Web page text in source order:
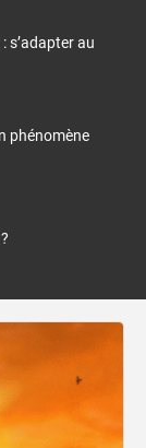
s’adapter au
phénomène